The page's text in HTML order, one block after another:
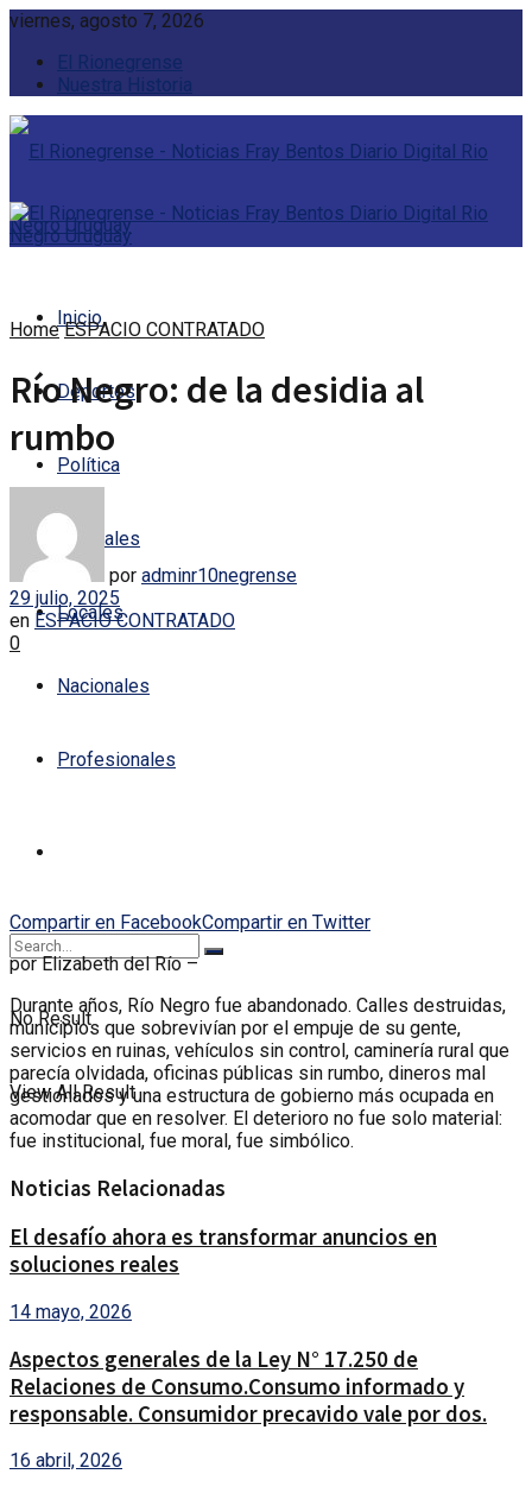
viernes, agosto 7, 2026
El Rionegrense
Nuestra Historia
Inicio
Deportes
Política
Policiales
Locales
Nacionales
Profesionales
No Result
View All Result
Home ESPACIO CONTRATADO
Río Negro: de la desidia al
rumbo
por adminr10negrense
29 julio, 2025
en ESPACIO CONTRATADO
0
Compartir en FacebookCompartir en Twitter
por Elizabeth del Río –
Durante años, Río Negro fue abandonado. Calles destruidas,
municipios que sobrevivían por el empuje de su gente,
servicios en ruinas, vehículos sin control, caminería rural que
parecía olvidada, oficinas públicas sin rumbo, dineros mal
gestionados y una estructura de gobierno más ocupada en
acomodar que en resolver. El deterioro no fue solo material:
fue institucional, fue moral, fue simbólico.
Noticias Relacionadas
El desafío ahora es transformar anuncios en
soluciones reales
14 mayo, 2026
Aspectos generales de la Ley N° 17.250 de
Relaciones de Consumo.Consumo informado y
responsable. Consumidor precavido vale por dos.
16 abril, 2026